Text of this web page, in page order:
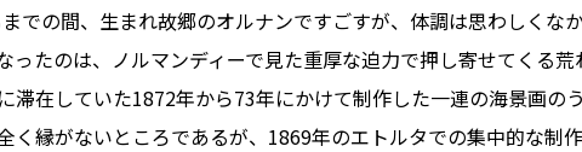
での間、生まれ故郷のオルナンですごすが、体調は思わしくな
ったのは、ノルマンディーで見た重厚な迫力で押し寄せてくる
滞在していた1872年から73年にかけて制作した一連の海景画の
く縁がないところであるが、1869年のエトルタでの集中的な制